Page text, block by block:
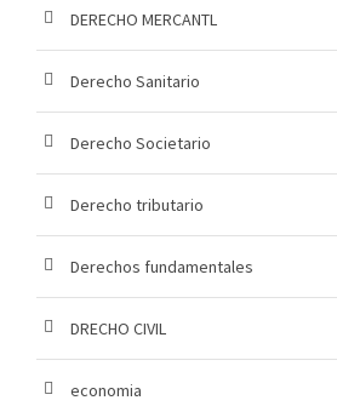
DERECHO MERCANTL
Derecho Sanitario
Derecho Societario
Derecho tributario
Derechos fundamentales
DRECHO CIVIL
economia